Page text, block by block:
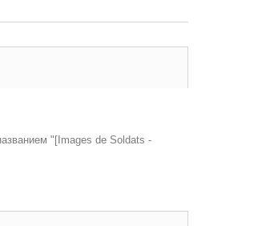
"[Images de Soldats -